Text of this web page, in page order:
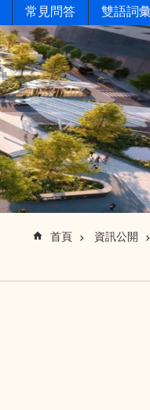
常見問答 雙語詞彙
首頁 資訊公開